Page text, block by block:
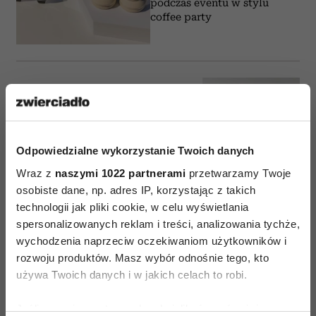
Odpowiedzialne wykorzystanie Twoich danych
Wraz z naszymi 1022 partnerami przetwarzamy Twoje
osobiste dane, np. adres IP, korzystając z takich
technologii jak pliki cookie, w celu wyświetlania
spersonalizowanych reklam i treści, analizowania tychże,
wychodzenia naprzeciw oczekiwaniom użytkowników i
rozwoju produktów. Masz wybór odnośnie tego, kto
używa Twoich danych i w jakich celach to robi.
Jeśli wyrazisz na to zgodę, chcielibyśmy również:
podczas eventu w stylu
coffee party
EnergySpin ma na to sposób
DESIGN
Subtelna siła innowacji – teraz
Dreame Z30 AquaCycle z prezentem
dla Ciebie